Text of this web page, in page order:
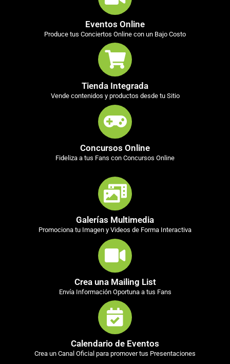
Eventos Online
Produce tus Conciertos Online con un Bajo Costo
Tienda Integrada
Vende contenidos y productos desde tu Sitio
Concursos Online
Fideliza a tus Fans con Concursos Online
Galerías Multimedia
Promociona tu Imagen y Videos de Forma Interactiva
Crea una Mailing List
Envía Información Oportuna a tus Fans
Calendario de Eventos
Crea un Canal Oficial para promover tus Presentaciones